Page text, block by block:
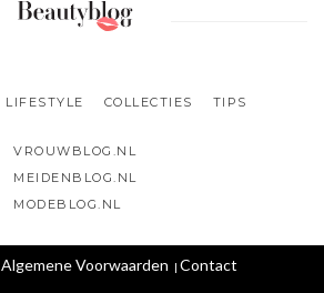
LIFESTYLE COLLECTIES TIPS
VROUWBLOG.NL
MEIDENBLOG.NL
MODEBLOG.NL
Algemene Voorwaarden Contact